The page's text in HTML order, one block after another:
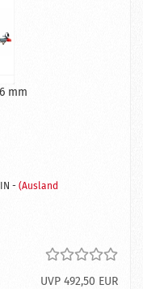
mm
- (Ausland
UVP 492,50 EUR